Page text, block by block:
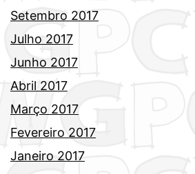
Setembro 2017
Julho 2017
Junho 2017
Abril 2017
Março 2017
Fevereiro 2017
Janeiro 2017